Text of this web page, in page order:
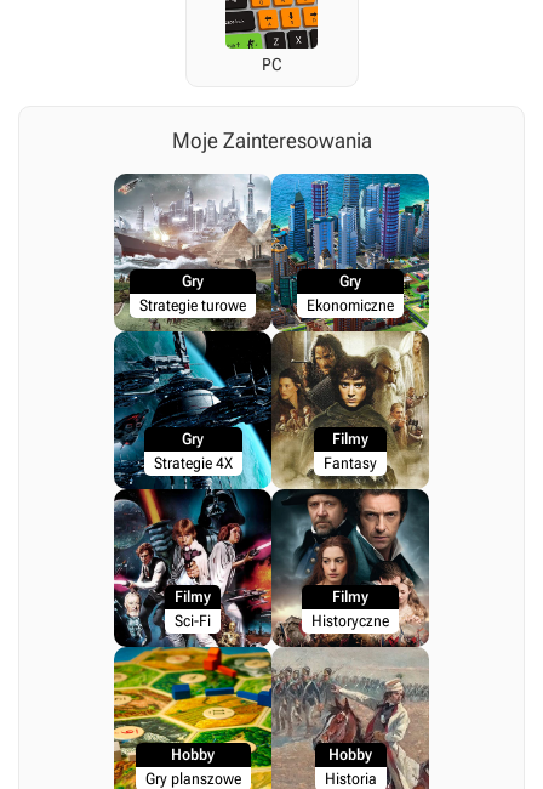
PC
Moje Zainteresowania
Gry
Strategie turowe
Gry
Ekonomiczne
Gry
Strategie 4X
Filmy
Fantasy
Filmy
Sci-Fi
Filmy
Historyczne
Hobby
Gry planszowe
Hobby
Historia